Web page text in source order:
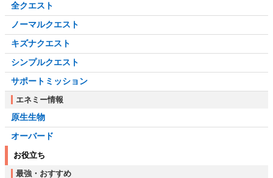
全クエスト
ノーマルクエスト
キズナクエスト
シンプルクエスト
サポートミッション
エネミー情報
原生生物
オーバード
お役立ち
最強・おすすめ